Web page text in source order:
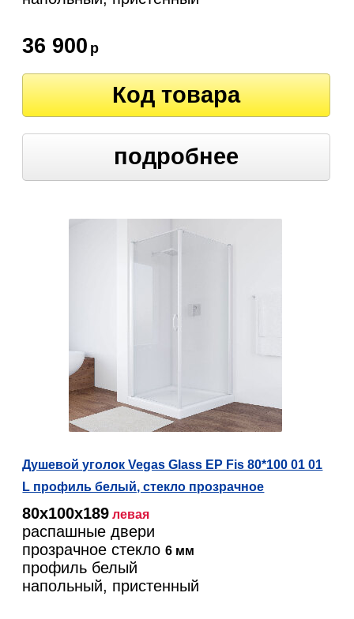
36 900 р
Код товара
подробнее
Душевой уголок Vegas Glass EP Fis 80*100 01 01
L профиль белый, стекло прозрачное
80х100х189 левая
распашные двери
прозрачное стекло6 мм
профиль белый
напольный, пристенный